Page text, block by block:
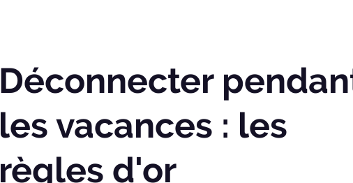
Déconnecter
les vacances : les
règles d'or